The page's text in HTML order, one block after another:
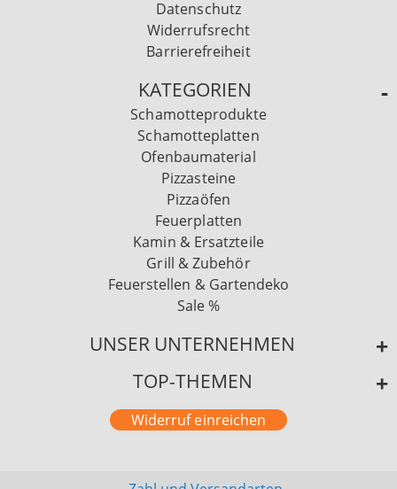
Datenschutz
Widerrufsrecht
Barrierefreiheit
KATEGORIEN
Schamotteprodukte
Schamotteplatten
Ofenbaumaterial
Pizzasteine
Pizzaöfen
Feuerplatten
Kamin & Ersatzteile
Grill & Zubehör
Feuerstellen & Gartendeko
Sale %
UNSER UNTERNEHMEN
TOP-THEMEN
Widerruf einreichen